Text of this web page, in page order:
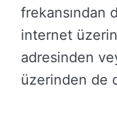
frekansından
internet
adresinden
üzerinden de